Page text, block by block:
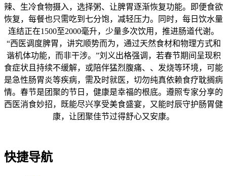
辣、生冷食物摄入，选择粥、让脾胃逐渐恢复功能。即便食欲
恢复，每餐也只需吃到七分饱，减轻压力。同时，每日饮水量
连结正在1500至2000毫升，少量多次饮用，推进肠道代谢。
“西医调度脾胃，讲究顺势而为，通过天然食材和物理方式和
谐机体功能，而非干涉。”刘义出格强调，若春节期间呈现积
食症状且持续不缓解，或陪伴猛烈腹痛、、发烧等环境，可能
是急性肠胃炎等疾病，需及时就医，切勿纯真依赖食疗耽搁病
情。春节是团聚的节日，健康是幸福的根底。遵照专家分享的
西医消食妙招，既能尽兴享受美食盛宴，又能时辰守护肠胃健
康，让团聚佳节过得舒心又安康。
快捷导航